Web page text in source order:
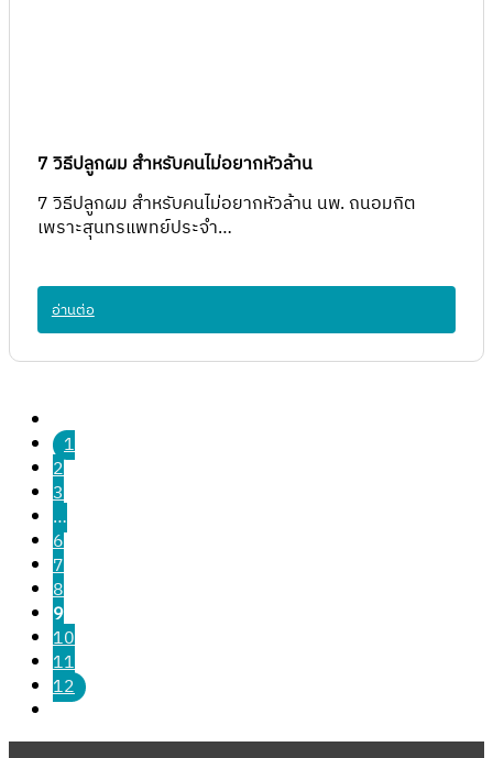
7 วิธีปลูกผม สำหรับคนไม่อยากหัวล้าน
7 วิธีปลูกผม สำหรับคนไม่อยากหัวล้าน นพ. ถนอมกิต
เพราะสุนทรแพทย์ประจำ…
อ่านต่อ
1
2
3
…
6
7
8
9
10
11
12